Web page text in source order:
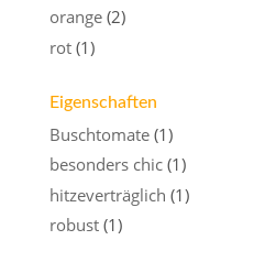
orange (2)
rot (1)
Eigenschaften
Buschtomate (1)
besonders chic (1)
hitzeverträglich (1)
robust (1)